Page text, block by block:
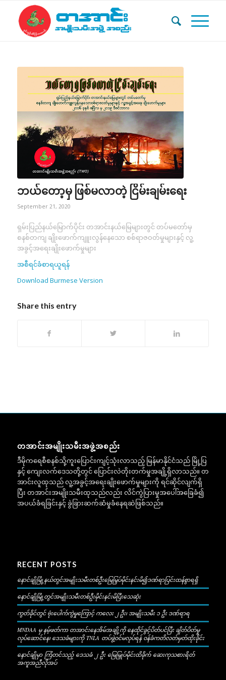
ဘယ်တော့မှ ဖြစ်မလာတဲ့ ငြိမ်းချမ်းရေး
September 21, 2020
ရှမ်းပြည်နယ်မြောက်ပိုင်း တအာင်းနယ်မြေများတွင် တပ်မတော်မှ
စနစ်တကျ ချိုးဖောက်ကျူးလွန်နေသော စစ်ရာဇဝတ်မှုများနှင့် လူ့
အခွင့်အရေးချိုးဖောက်မှုများ
အစီရင်ခံစာရယူရန်
Download Burmese Version
Share this entry
တအာင်းအမျိုးသမီးအဖွဲ့အစည်း
ဒီမိုကရေစီစနစ်သို့ကူးပြောင်းကျင့်သုံးလာသည့် မြန်မာနိုင်ငံသည် မြို့ပြ
နှင့် ကျေးလက်ဒေသတို့တွင် ပြောင်းလဲတိုးတက်မှုအချို့ရှိလာသည်။ တ
အာင်းလူထုသည် လူ့အခွင့်အရေးချိုးဖောက်မှုများကို ရင်ဆိုင်လျက်ရှိ
ပြီး တအာင်းအမျိုးသမီးထုသည်လည်း လိင်ကွဲပြားမှုအပေါ်အခြေခံ၍
အပယ်ခံရခြင်းနှင့် ခွဲခြားဆက်ဆံမှုခံနေရဆဲဖြစ်သည်။
RECENT POSTS
နောင်ချိုမြို့နယ်တွင်အမျိုးသမီးတစ်ဦးမြေမြှပ်မိုင်းနင်းမိ၍ဒဏ်ရာပြင်းထန်စွာရရှိ
နောင်ချိုမြို့တွင်အမျိုးသမီးတစ်ဦးမိုင်းနင်းမိပြီးသေဆုံး
ကွတ်ခိုင်တွင် ဗုံးပေါက်ကွဲမှုကြောင့် ကလေး ၂ ဦး၊ အမျိုးသမီး ၁ ဦး ဒဏ်ရာရ
MNDAA မှ နမ့်ဖတ်ကာ တအာင်းနေအိမ်အချို့ကို နေထိုင်ခွင့်ပိတ်ပင်ပြီး ချိတ်ပိတ်မှု
လုပ်ဆောင်နေ၊ ဒေသခံများကို TNLA တပ်ဖွဲ့ဝင်မလုပ်ရန် ဝန်ခံကတိလတ်မှတ်ထိုးခိုင်း
နောင်ချိုမှာ ကြံတင်သည့် ဒေသခံ ၂ ဦး မြေမြှုပ်မိုင်းထိခိုက် ဆေးကုသစားရိတ်
အကူအညီလိုအပ်